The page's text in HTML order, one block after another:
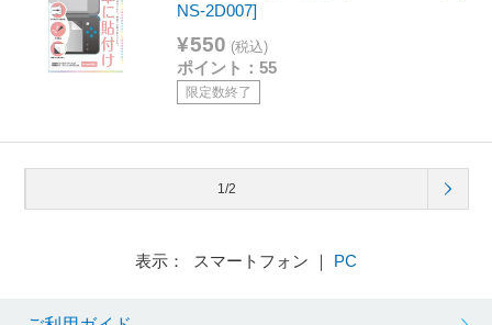
NS-2D007]
¥550 (税込)
ポイント：55
限定数終了
1/2
表示： スマートフォン ｜ PC